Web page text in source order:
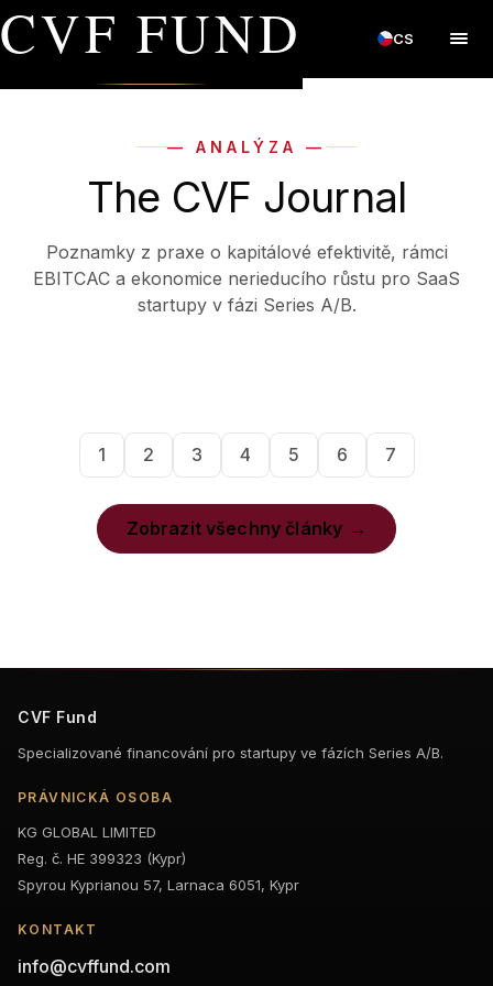
CVF FUND CS
— ANALÝZA —
The CVF Journal
Poznamky z praxe o kapitálové efektivitě, rámci
EBITCAC a ekonomice nerieducího růstu pro SaaS
startupy v fázi Series A/B.
1 2 3 4 5 6 7
Zobrazit všechny články
CVF Fund
Specializované financování pro startupy ve fázích Series A/B.
PRÁVNICKÁ OSOBA
KG GLOBAL LIMITED
Reg. č. HE 399323 (Kypr)
Spyrou Kyprianou 57, Larnaca 6051, Kypr
KONTAKT
info@cvffund.com